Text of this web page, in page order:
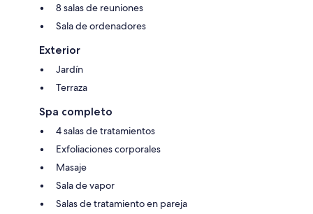
8 salas de reuniones
Sala de ordenadores
Exterior
Jardín
Terraza
Spa completo
4 salas de tratamientos
Exfoliaciones corporales
Masaje
Sala de vapor
Salas de tratamiento en pareja